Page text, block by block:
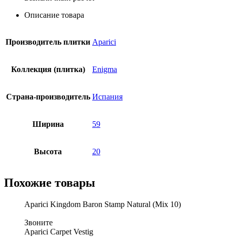
Описание товара
Производитель плитки Aparici
Коллекция (плитка) Enigma
Страна-производитель Испания
Ширина 59
Высота 20
Похожие товары
Aparici Kingdom Baron Stamp Natural (Mix 10)
Звоните
Aparici Carpet Vestig